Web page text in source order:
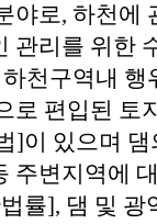
야로, 하천에
관리를 위한
천구역내
로 편입된 토
]이 있으며
주변지역에
률], 댐 및 광